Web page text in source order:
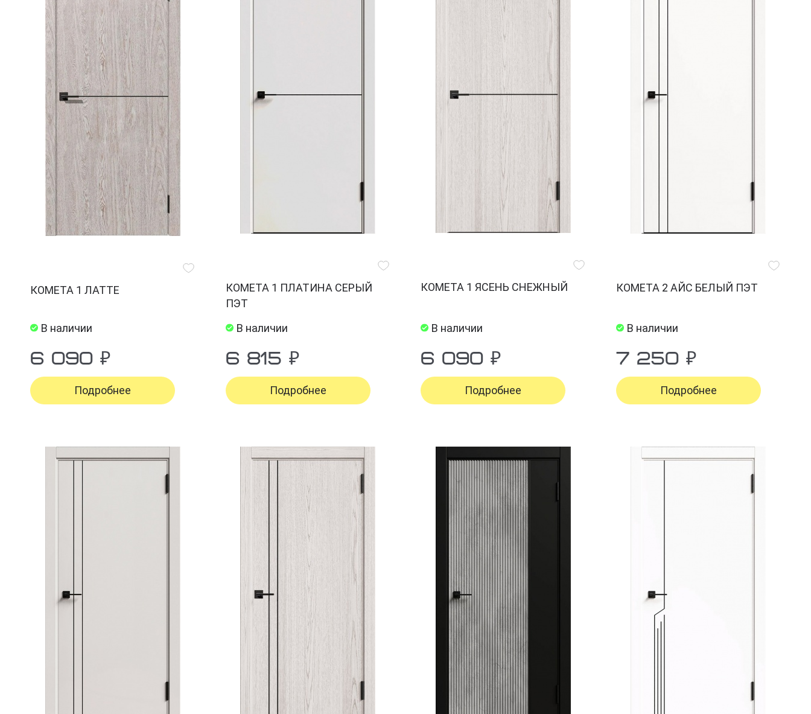
КОМЕТА 1 ЛАТТЕ
В наличии
6 090 ₽
Подробнее
КОМЕТА 1 ПЛАТИНА СЕРЫЙ
ПЭТ
В наличии
6 815 ₽
Подробнее
КОМЕТА 1 ЯСЕНЬ СНЕЖНЫЙ
В наличии
6 090 ₽
Подробнее
КОМЕТА 2 АЙС БЕЛЫЙ ПЭТ
В наличии
7 250 ₽
Подробнее